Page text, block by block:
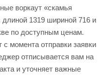
воркаут «скамья
1319 шириной 716 и
по доступным ценам.
момента отправки заявки
отписывается вам на
и уточняет важные